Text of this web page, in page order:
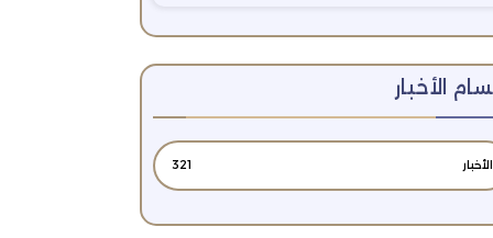
الأخبار
الأخبار 321